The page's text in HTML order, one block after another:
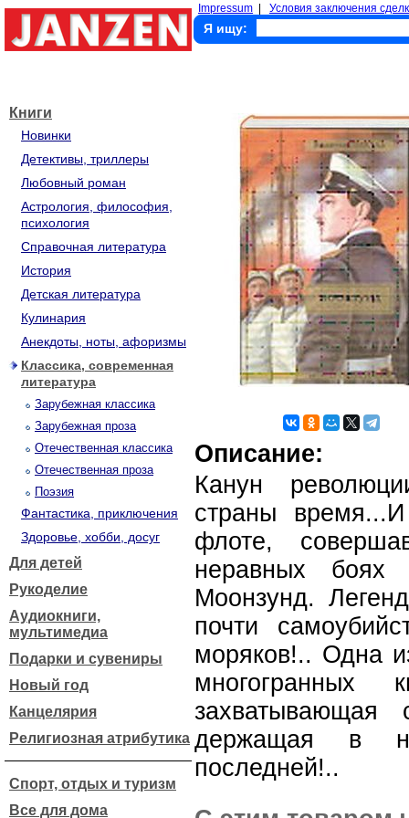
Impressum Условия заключения
Я ищу:
Книги
Новинки
Детективы, триллеры
Любовный роман
Астрология, философия,
психология
Справочная литература
История
Детская литература
Кулинария
Анекдоты, ноты, афоризмы
Классика, современная
литература
Зарубежная классика
Зарубежная проза
Отечественная классика
Отечественная проза
Поэзия
Фантастика, приключения
Здоровье, хобби, досуг
Для детей
Рукоделие
Аудиокниги,
мультимедиа
Подарки и сувениры
Новый год
Канцелярия
Религиозная атрибутика
Спорт, отдых и туризм
Все для дома
Описание:
Канун
страны
флоте,
неравных
Моонзунд.
почти
моряков!.. Одна
держащая в
последней!..